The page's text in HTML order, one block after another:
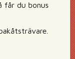
får du bonus